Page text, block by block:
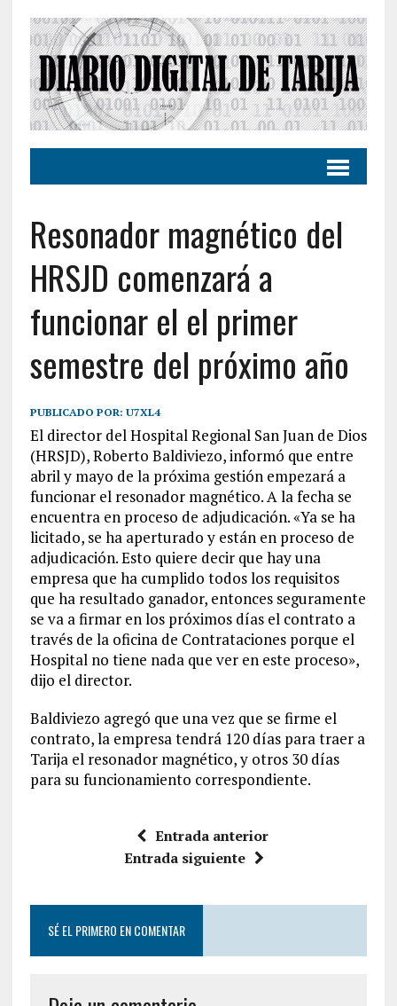
Resonador magnético del
HRSJD comenzará a
funcionar el el primer
semestre del próximo año
PUBLICADO POR: U7XL4
El director del Hospital Regional San Juan de Dios
(HRSJD), Roberto Baldiviezo, informó que entre
abril y mayo de la próxima gestión empezará a
funcionar el resonador magnético. A la fecha se
encuentra en proceso de adjudicación. «Ya se ha
licitado, se ha aperturado y están en proceso de
adjudicación. Esto quiere decir que hay una
empresa que ha cumplido todos los requisitos
que ha resultado ganador, entonces seguramente
se va a firmar en los próximos días el contrato a
través de la oficina de Contrataciones porque el
Hospital no tiene nada que ver en este proceso»,
dijo el director.
Baldiviezo agregó que una vez que se firme el
contrato, la empresa tendrá 120 días para traer a
Tarija el resonador magnético, y otros 30 días
para su funcionamiento correspondiente.
Entrada anterior
Entrada siguiente
SÉ EL PRIMERO EN COMENTAR